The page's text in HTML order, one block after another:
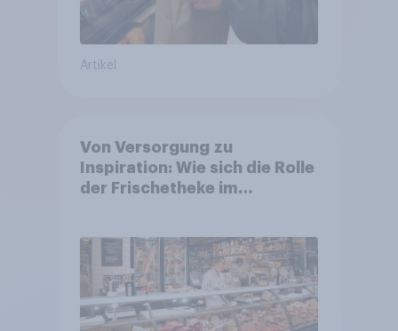
Artikel
Von Versorgung zu
Inspiration: Wie sich die Rolle
der Frischetheke im